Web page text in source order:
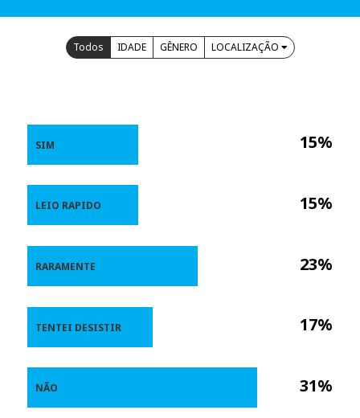
Todos IDADE GÊNERO LOCALIZAÇÃO
15%
15%
23%
17%
31%
SIM
LEIO RAPIDO
RARAMENTE
TENTEI DESISTIR
NÃO